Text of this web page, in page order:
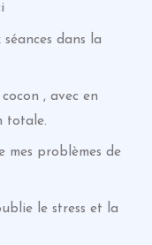
dans la
, avec en
totale.
mes problèmes de
le stress et la